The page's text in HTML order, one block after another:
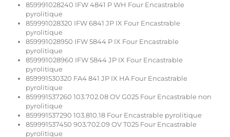
859991028240 IFW 4841 P WH Four Encastrable
pyrolitique
859991028320 IFW 6841 JP IX Four Encastrable
pyrolitique
859991028950 IFW 5844 P IX Four Encastrable
pyrolitique
859991028960 IFW 5844 JP IX Four Encastrable
pyrolitique
859991530320 FA4 841 JP IX HA Four Encastrable
pyrolitique
859991537260 103.702.08 OV G025 Four Encastrable non
pyrolitique
859991537290 103.810.18 Four Encastrable pyrolitique
859991537450 903.702.09 OV T025 Four Encastrable
pyrolitique